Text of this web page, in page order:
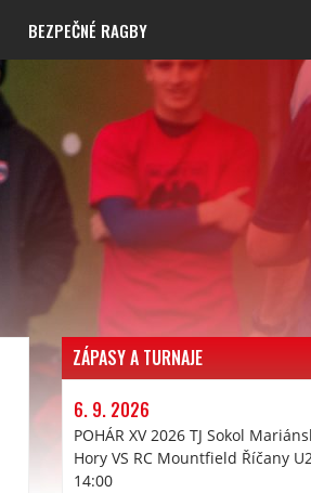
BEZPEČNÉ RAGBY
ZÁPASY A TURNAJE
6. 9. 2026
POHÁR XV 2026 TJ Sokol
Hory VS RC Mountfield Říčany
14:00